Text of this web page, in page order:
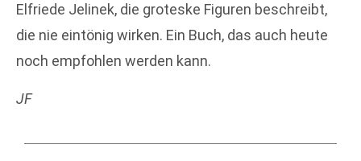
Elfriede Jelinek, die groteske Figuren beschreibt,
die nie eintönig wirken. Ein Buch, das auch heute
noch empfohlen werden kann.
JF